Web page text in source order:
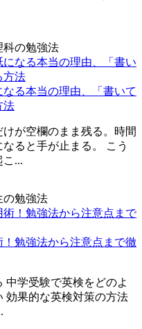
科の勉強法
なる本当の理由、「書いて
法
が空欄のまま残る。時間
ると手が止まる。 こう
こ...
の勉強法
勉強法から注意点まで徹
中学受験で英検をどのよ
効果的な英検対策の方法